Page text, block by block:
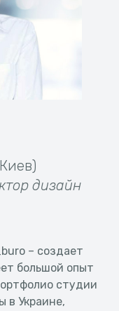
дизайн
– создает
большой опыт
студии
в Украине,